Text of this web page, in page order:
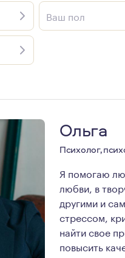
Ваш пол
Ольга
Психолог,
Я помогаю
любви, в
другими и
стрессом,
найти свое
повысить